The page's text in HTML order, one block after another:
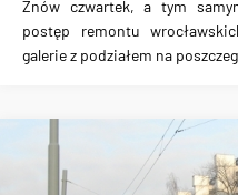
Znów czwartek, a tym
postęp remontu
galerie z podziałem na